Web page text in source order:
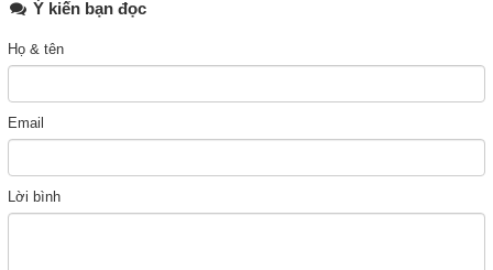
Ý kiến bạn đọc
Họ & tên
Email
Lời bình